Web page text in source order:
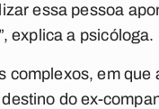
essa pessoa
explica a psicóloga.
complexos, em que
do ex-